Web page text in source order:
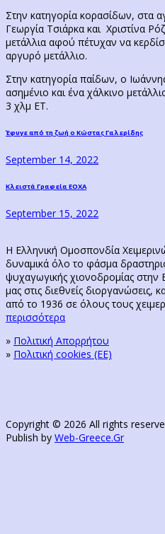
Στην κατηγορία κορασίδων, στα
Γεωργία Τσιάρκα και Χριστίνα
μετάλλια αφού πέτυχαν να
αργυρό μετάλλιο.
Στην κατηγορία παίδων, ο
ασημένιο και ένα χάλκινο
3 χλμ ΕΤ.
Post
navigation
Previous
Έφυγε από τη ζωή ο Κώστας Γαλερίδης
September 14, 2022
Next
Κλειστά Γραφεία ΕΟΧΑ
September 15, 2022
Η Ελληνική Ομοσπονδία
δυναμικά όλο το φάσμα
ψυχαγωγικής χιονοδρομίας
μας στις διεθνείς διοργανώσεις,
από το 1936 σε όλους τους
περισσότερα
» Πολιτική Απορρήτου
» Πολιτική cookies (ΕΕ)
Copyright © 2026 All rights
Publish by Web-Greece.Gr